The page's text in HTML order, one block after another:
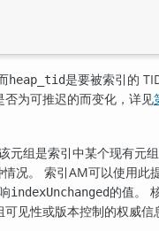
heap_tid是要被索引的
为可推迟的而变化，详见
组是索引中某个现有元
情况。 索引AM可以使用此
indexUnchanged的值。
见性或版本控制的权威信